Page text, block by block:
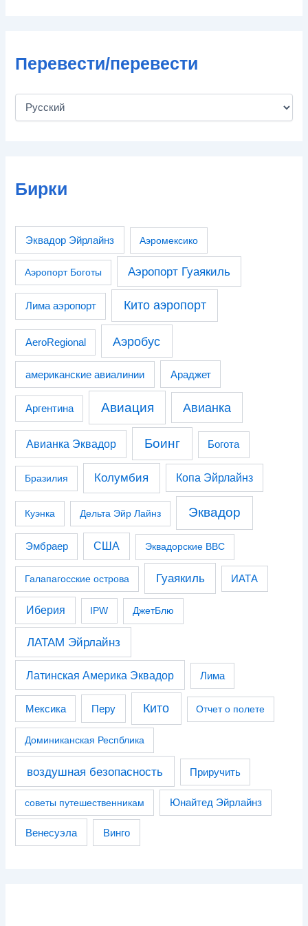
Перевести/перевести
Бирки
Эквадор Эйрлайнз Аэромексико
Аэропорт Боготы Аэропорт Гуаякиль
Лима аэропорт Кито аэропорт
AeroRegional Аэробус
американские авиалинии Араджет
Аргентина Авиация Авианка
Авианка Эквадор Боинг Богота
Бразилия Колумбия Копа Эйрлайнз
Куэнка Дельта Эйр Лайнз Эквадор
Эмбраер США Эквадорские ВВС
Галапагосские острова Гуаякиль ИАТА
Иберия IPW ДжетБлю
ЛАТАМ Эйрлайнз
Латинская Америка Эквадор Лима
Мексика Перу Кито Отчет о полете
Доминиканская Респблика
воздушная безопасность Приручить
советы путешественникам Юнайтед Эйрлайнз
Венесуэла Винго